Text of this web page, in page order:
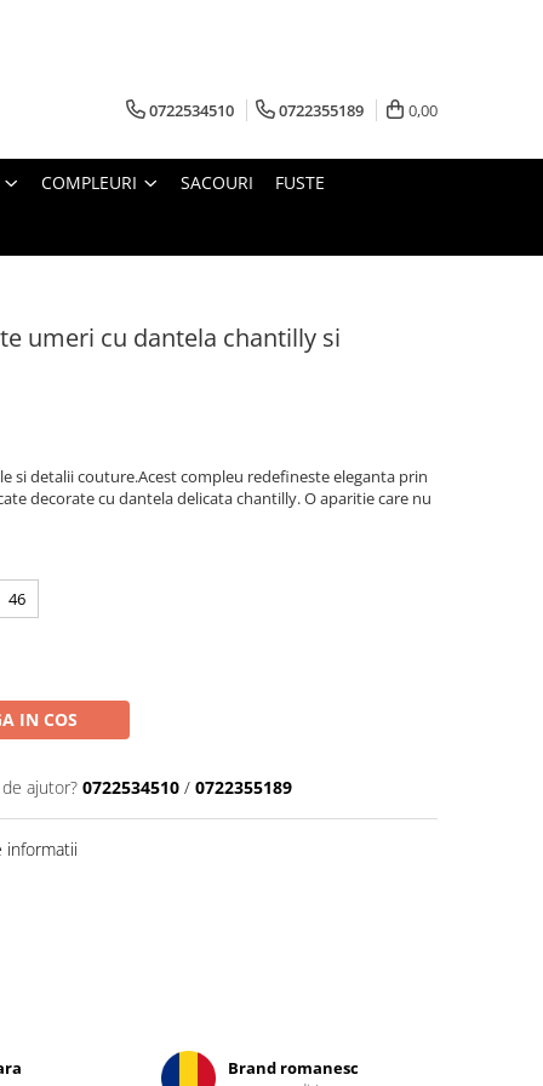
0722534510 0722355189 0,00
COMPLEURI SACOURI FUSTE
umeri cu dantela chantilly si
si detalii couture.Acest compleu redefineste eleganta prin
decorate cu dantela delicata chantilly. O aparitie care nu
46
IN COS
ajutor? 0722534510 / 0722355189
informatii
Brand romanesc